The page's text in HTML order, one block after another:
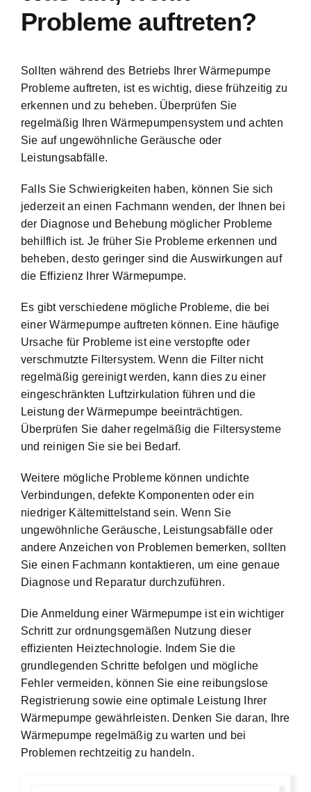
Probleme auftreten?
Sollten während des Betriebs Ihrer Wärmepumpe
Probleme auftreten, ist es wichtig, diese frühzeitig zu
erkennen und zu beheben. Überprüfen Sie
regelmäßig Ihren Wärmepumpensystem und achten
Sie auf ungewöhnliche Geräusche oder
Leistungsabfälle.
Falls Sie Schwierigkeiten haben, können Sie sich
jederzeit an einen Fachmann wenden, der Ihnen bei
der Diagnose und Behebung möglicher Probleme
behilflich ist. Je früher Sie Probleme erkennen und
beheben, desto geringer sind die Auswirkungen auf
die Effizienz Ihrer Wärmepumpe.
Es gibt verschiedene mögliche Probleme, die bei
einer Wärmepumpe auftreten können. Eine häufige
Ursache für Probleme ist eine verstopfte oder
verschmutzte Filtersystem. Wenn die Filter nicht
regelmäßig gereinigt werden, kann dies zu einer
eingeschränkten Luftzirkulation führen und die
Leistung der Wärmepumpe beeinträchtigen.
Überprüfen Sie daher regelmäßig die Filtersysteme
und reinigen Sie sie bei Bedarf.
Weitere mögliche Probleme können undichte
Verbindungen, defekte Komponenten oder ein
niedriger Kältemittelstand sein. Wenn Sie
ungewöhnliche Geräusche, Leistungsabfälle oder
andere Anzeichen von Problemen bemerken, sollten
Sie einen Fachmann kontaktieren, um eine genaue
Diagnose und Reparatur durchzuführen.
Die Anmeldung einer Wärmepumpe ist ein wichtiger
Schritt zur ordnungsgemäßen Nutzung dieser
effizienten Heiztechnologie. Indem Sie die
grundlegenden Schritte befolgen und mögliche
Fehler vermeiden, können Sie eine reibungslose
Registrierung sowie eine optimale Leistung Ihrer
Wärmepumpe gewährleisten. Denken Sie daran, Ihre
Wärmepumpe regelmäßig zu warten und bei
Problemen rechtzeitig zu handeln.